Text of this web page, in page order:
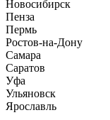
Новосибирск
Пенза
Пермь
Ростов-на-Дону
Самара
Саратов
Уфа
Ульяновск
Ярославль